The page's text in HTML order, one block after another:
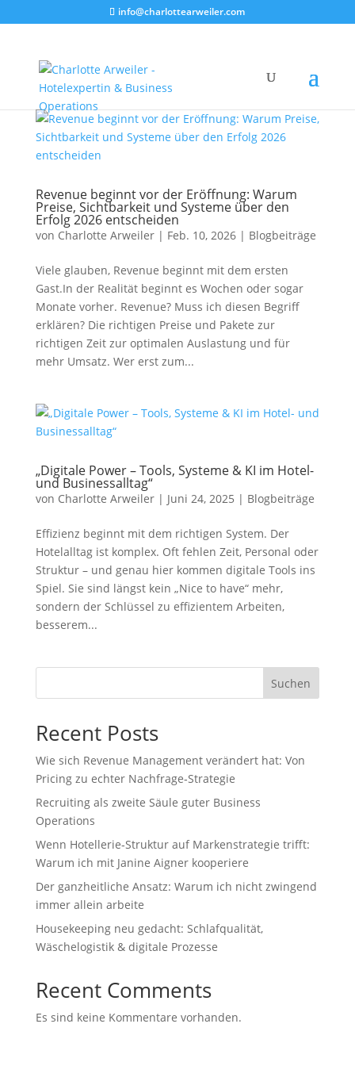
info@charlottearweiler.com
Revenue beginnt vor der Eröffnung: Warum
Preise, Sichtbarkeit und Systeme über den
Erfolg 2026 entscheiden
von Charlotte Arweiler| Feb. 10, 2026| Blogbeiträge
Viele glauben, Revenue beginnt mit dem ersten
Gast.In der Realität beginnt es Wochen oder sogar
Monate vorher. Revenue? Muss ich diesen Begriff
erklären? Die richtigen Preise und Pakete zur
richtigen Zeit zur optimalen Auslastung und für
mehr Umsatz. Wer erst zum...
„Digitale Power – Tools, Systeme & KI im Hotel-
und Businessalltag“
von Charlotte Arweiler| Juni 24, 2025 | Blogbeiträge
Effizienz beginnt mit dem richtigen System. Der
Hotelalltag ist komplex. Oft fehlen Zeit, Personal oder
Struktur – und genau hier kommen digitale Tools ins
Spiel. Sie sind längst kein „Nice to have“ mehr,
sondern der Schlüssel zu effizientem Arbeiten,
besserem...
Suchen
Recent Posts
Wie sich Revenue Management verändert hat: Von
Pricing zu echter Nachfrage‑Strategie
Recruiting als zweite Säule guter Business
Operations
Wenn Hotellerie‑Struktur auf Markenstrategie trifft:
Warum ich mit Janine Aigner kooperiere
Der ganzheitliche Ansatz: Warum ich nicht zwingend
immer allein arbeite
Housekeeping neu gedacht: Schlafqualität,
Wäschelogistik & digitale Prozesse
Recent Comments
Es sind keine Kommentare vorhanden.